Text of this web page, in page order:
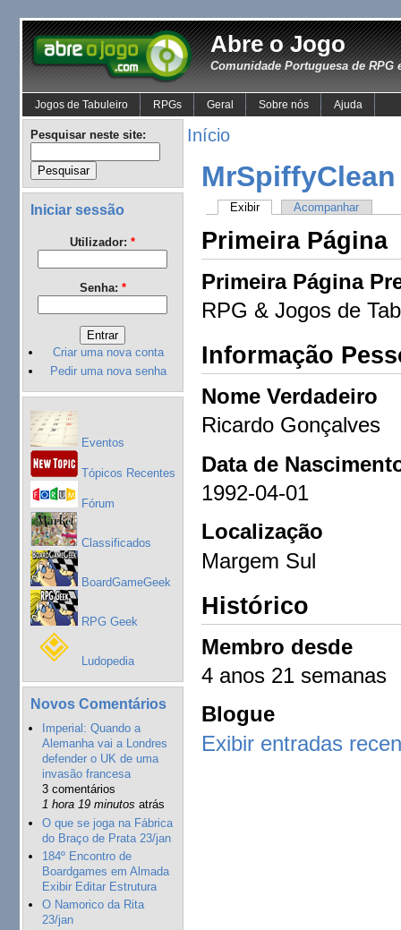
Abre o Jogo
Comunidade Portuguesa de RPG
Jogos de Tabuleiro RPGs Geral Sobre nós Ajuda
Pesquisar neste site:
Iniciar sessão
Utilizador: *
Senha: *
Criar uma nova conta
Pedir uma nova senha
Eventos
Tópicos Recentes
Fórum
Classificados
BoardGameGeek
RPG Geek
Ludopedia
Novos Comentários
Imperial: Quando a
Alemanha vai a Londres
defender o UK de uma
invasão francesa
3 comentários
1 hora 19 minutos atrás
O que se joga na Fábrica
do Braço de Prata 23/jan
184º Encontro de
Boardgames em Almada
Exibir Editar Estrutura
O Namorico da Rita
23/jan
Início
MrSpiffyClean
Exibir Acompanhar
Primeira Página
Primeira Página
RPG & Jogos de
Informação
Nome Verdadeiro
Ricardo Gonçalves
Data de
1992-04-01
Localização
Margem Sul
Histórico
Membro desde
4 anos 21 semanas
Blogue
Exibir entradas